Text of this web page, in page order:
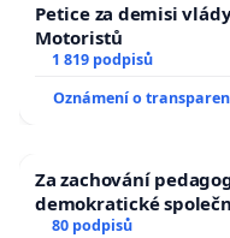
Petice za demisi
Motoristů
1 819 podpisů
Oznámení o
Za zachování
demokratické
80 podpisů